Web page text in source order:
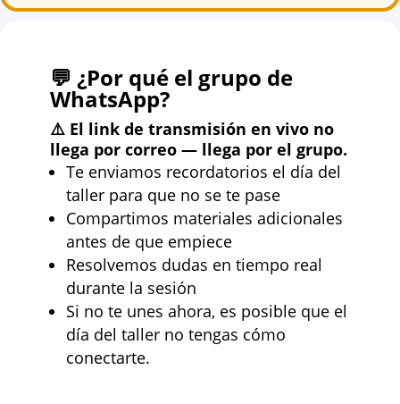
💬 ¿Por qué el grupo de
WhatsApp?
⚠️ El link de transmisión en vivo no
llega por correo — llega por el grupo.
Te enviamos recordatorios el día del
taller para que no se te pase
Compartimos materiales adicionales
antes de que empiece
Resolvemos dudas en tiempo real
durante la sesión
Si no te unes ahora, es posible que el
día del taller no tengas cómo
conectarte.